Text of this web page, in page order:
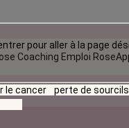
Coaching Emploi
pour aller à la page
le cancer perte de